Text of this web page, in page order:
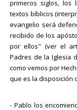
primeros siglos, los
textos bíblicos
evangelio será
recibido de los
por ellos" (ver el
Padres de la Iglesia
como vemos por
que es la disposición
- Pablo los